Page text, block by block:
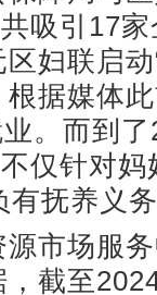
吸引17
妇联启动
据媒体
。而到
仅针对
有抚养义
市场服务
截至